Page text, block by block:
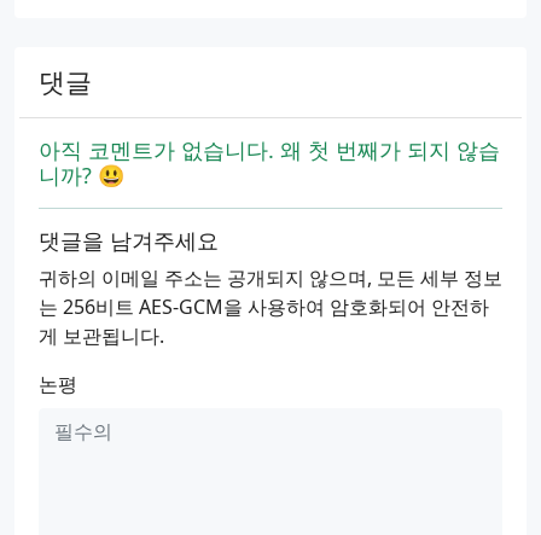
댓글
아직 코멘트가 없습니다. 왜 첫 번째가 되지 않습
니까? 😃
댓글을 남겨주세요
귀하의 이메일 주소는 공개되지 않으며, 모든 세부 정보
는 256비트 AES-GCM을 사용하여 암호화되어 안전하
게 보관됩니다.
논평